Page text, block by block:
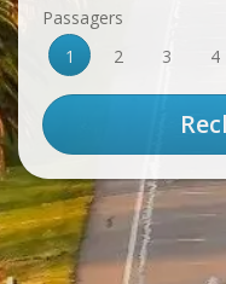
Passagers
1
2 3 4